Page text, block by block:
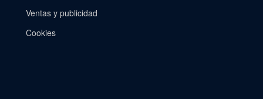
Ventas y publicidad
Cookies